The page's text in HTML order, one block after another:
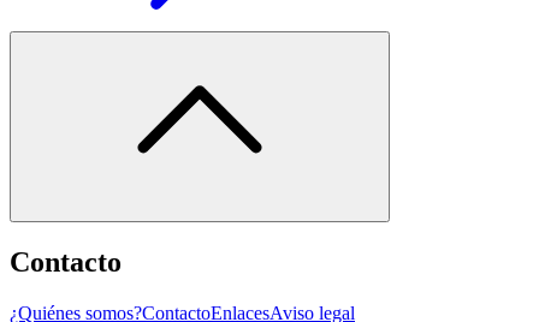
Contacto
¿Quiénes somos?ContactoEnlacesAviso legal